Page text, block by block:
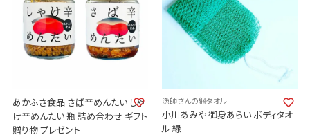
あかふさ食品 さば辛めんたい しゃ
け辛めんたい 瓶 詰め合わせ ギフト
贈り物 プレゼント
漁師さんの網タオル
小川あみや 御身あらい ボディタオ
ル 緑